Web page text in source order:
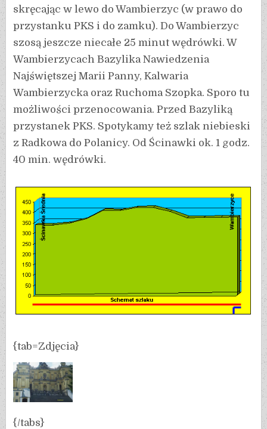
skręcając w lewo do Wambierzyc (w prawo do
przystanku PKS i do zamku). Do Wambierzyc
szosą jeszcze niecałe 25 minut wędrówki. W
Wambierzycach Bazylika Nawiedzenia
Najświętszej Marii Panny, Kalwaria
Wambierzycka oraz Ruchoma Szopka. Sporo tu
możliwości przenocowania. Przed Bazyliką
przystanek PKS. Spotykamy też szlak niebieski
z Radkowa do Polanicy. Od Ścinawki ok. 1 godz.
40 min. wędrówki.
{tab=Zdjęcia}
{/tabs}